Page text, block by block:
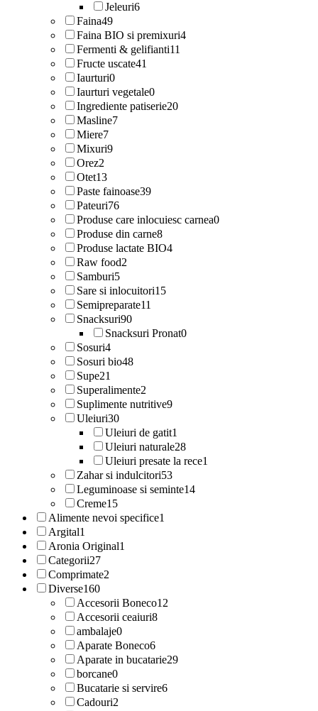
Jeleuri6
Faina49
Faina BIO si premixuri4
Fermenti & gelifianti11
Fructe uscate41
Iaurturi0
Iaurturi vegetale0
Ingrediente patiserie20
Masline7
Miere7
Mixuri9
Orez2
Otet13
Paste fainoase39
Pateuri76
Produse care inlocuiesc carnea0
Produse din carne8
Produse lactate BIO4
Raw food2
Samburi5
Sare si inlocuitori15
Semipreparate11
Snacksuri90
Snacksuri Pronat0
Sosuri4
Sosuri bio48
Supe21
Superalimente2
Suplimente nutritive9
Uleiuri30
Uleiuri de gatit1
Uleiuri naturale28
Uleiuri presate la rece1
Zahar si indulcitori53
Leguminoase si seminte14
Creme15
Alimente nevoi specifice1
Argital1
Aronia Original1
Categorii27
Comprimate2
Diverse160
Accesorii Boneco12
Accesorii ceaiuri8
ambalaje0
Aparate Boneco6
Aparate in bucatarie29
borcane0
Bucatarie si servire6
Cadouri2